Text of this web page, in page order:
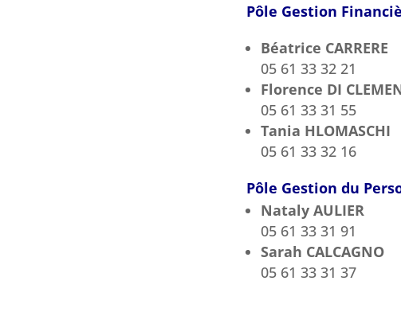
Pôle Gestion
Béatrice CARRERE
05 61 33 32 21
Florence DI
05 61 33 31 55
Tania HLOMASCHI
05 61 33 32 16
Pôle Gestion du
Nataly AULIER
05 61 33 31 91
Sarah CALCAGNO
05 61 33 31 37